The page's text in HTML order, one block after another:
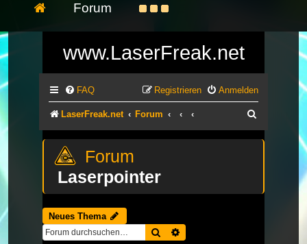
Forum
www.LaserFreak.net
FAQ Anmelden
Registrieren
LaserFreak.net Forum
Laserpointer
Neues Thema
Suche